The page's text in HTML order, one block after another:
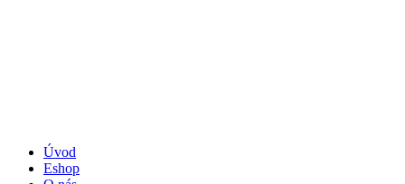
Úvod
Eshop